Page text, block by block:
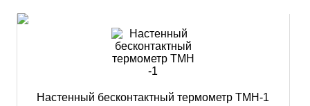
Настенный бесконтактный термометр ТМН-1